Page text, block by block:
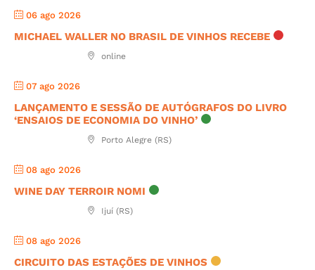
06 ago 2026
MICHAEL WALLER NO BRASIL DE VINHOS RECEBE
online
07 ago 2026
LANÇAMENTO E SESSÃO DE AUTÓGRAFOS DO LIVRO
‘ENSAIOS DE ECONOMIA DO VINHO’
Porto Alegre (RS)
08 ago 2026
WINE DAY TERROIR NOMI
Ijuí (RS)
08 ago 2026
CIRCUITO DAS ESTAÇÕES DE VINHOS